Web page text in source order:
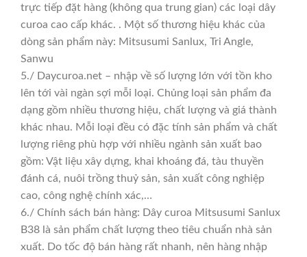
trực tiếp đặt hàng (không qua trung gian) các loại dây
curoa cao cấp khác. . Một số thương hiệu khác của
dòng sản phẩm này: Mitsusumi Sanlux, Tri Angle,
Sanwu
5./ Daycuroa.net – nhập về số lượng lớn với tồn kho
lên tới vài ngàn sợi mỗi loại. Chủng loại sản phẩm đa
dạng gồm nhiều thương hiệu, chất lượng và giá thành
khác nhau. Mỗi loại đều có đặc tính sản phẩm và chất
lượng riêng phù hợp với nhiều ngành sản xuất bao
gồm: Vật liệu xây dựng, khai khoáng đá, tàu thuyền
đánh cá, nuôi trồng thuỷ sản, sản xuất công nghiệp
cao, công nghệ chính xác,…
6./ Chính sách bán hàng: Dây curoa Mitsusumi Sanlux
B38 là sản phẩm chất lượng theo tiêu chuẩn nhà sản
xuất. Do tốc độ bán hàng rất nhanh, nên hàng nhập